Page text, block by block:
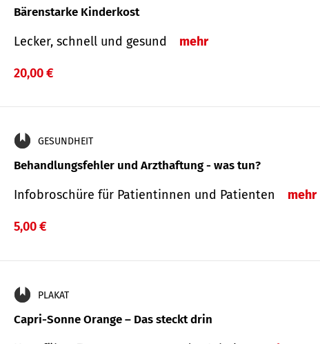
Bärenstarke Kinderkost
Lecker, schnell und gesund mehr
20,00 €
GESUNDHEIT
Behandlungsfehler und Arzthaftung - was tun?
Infobroschüre für Patientinnen und Patienten mehr
5,00 €
PLAKAT
Capri-Sonne Orange – Das steckt drin